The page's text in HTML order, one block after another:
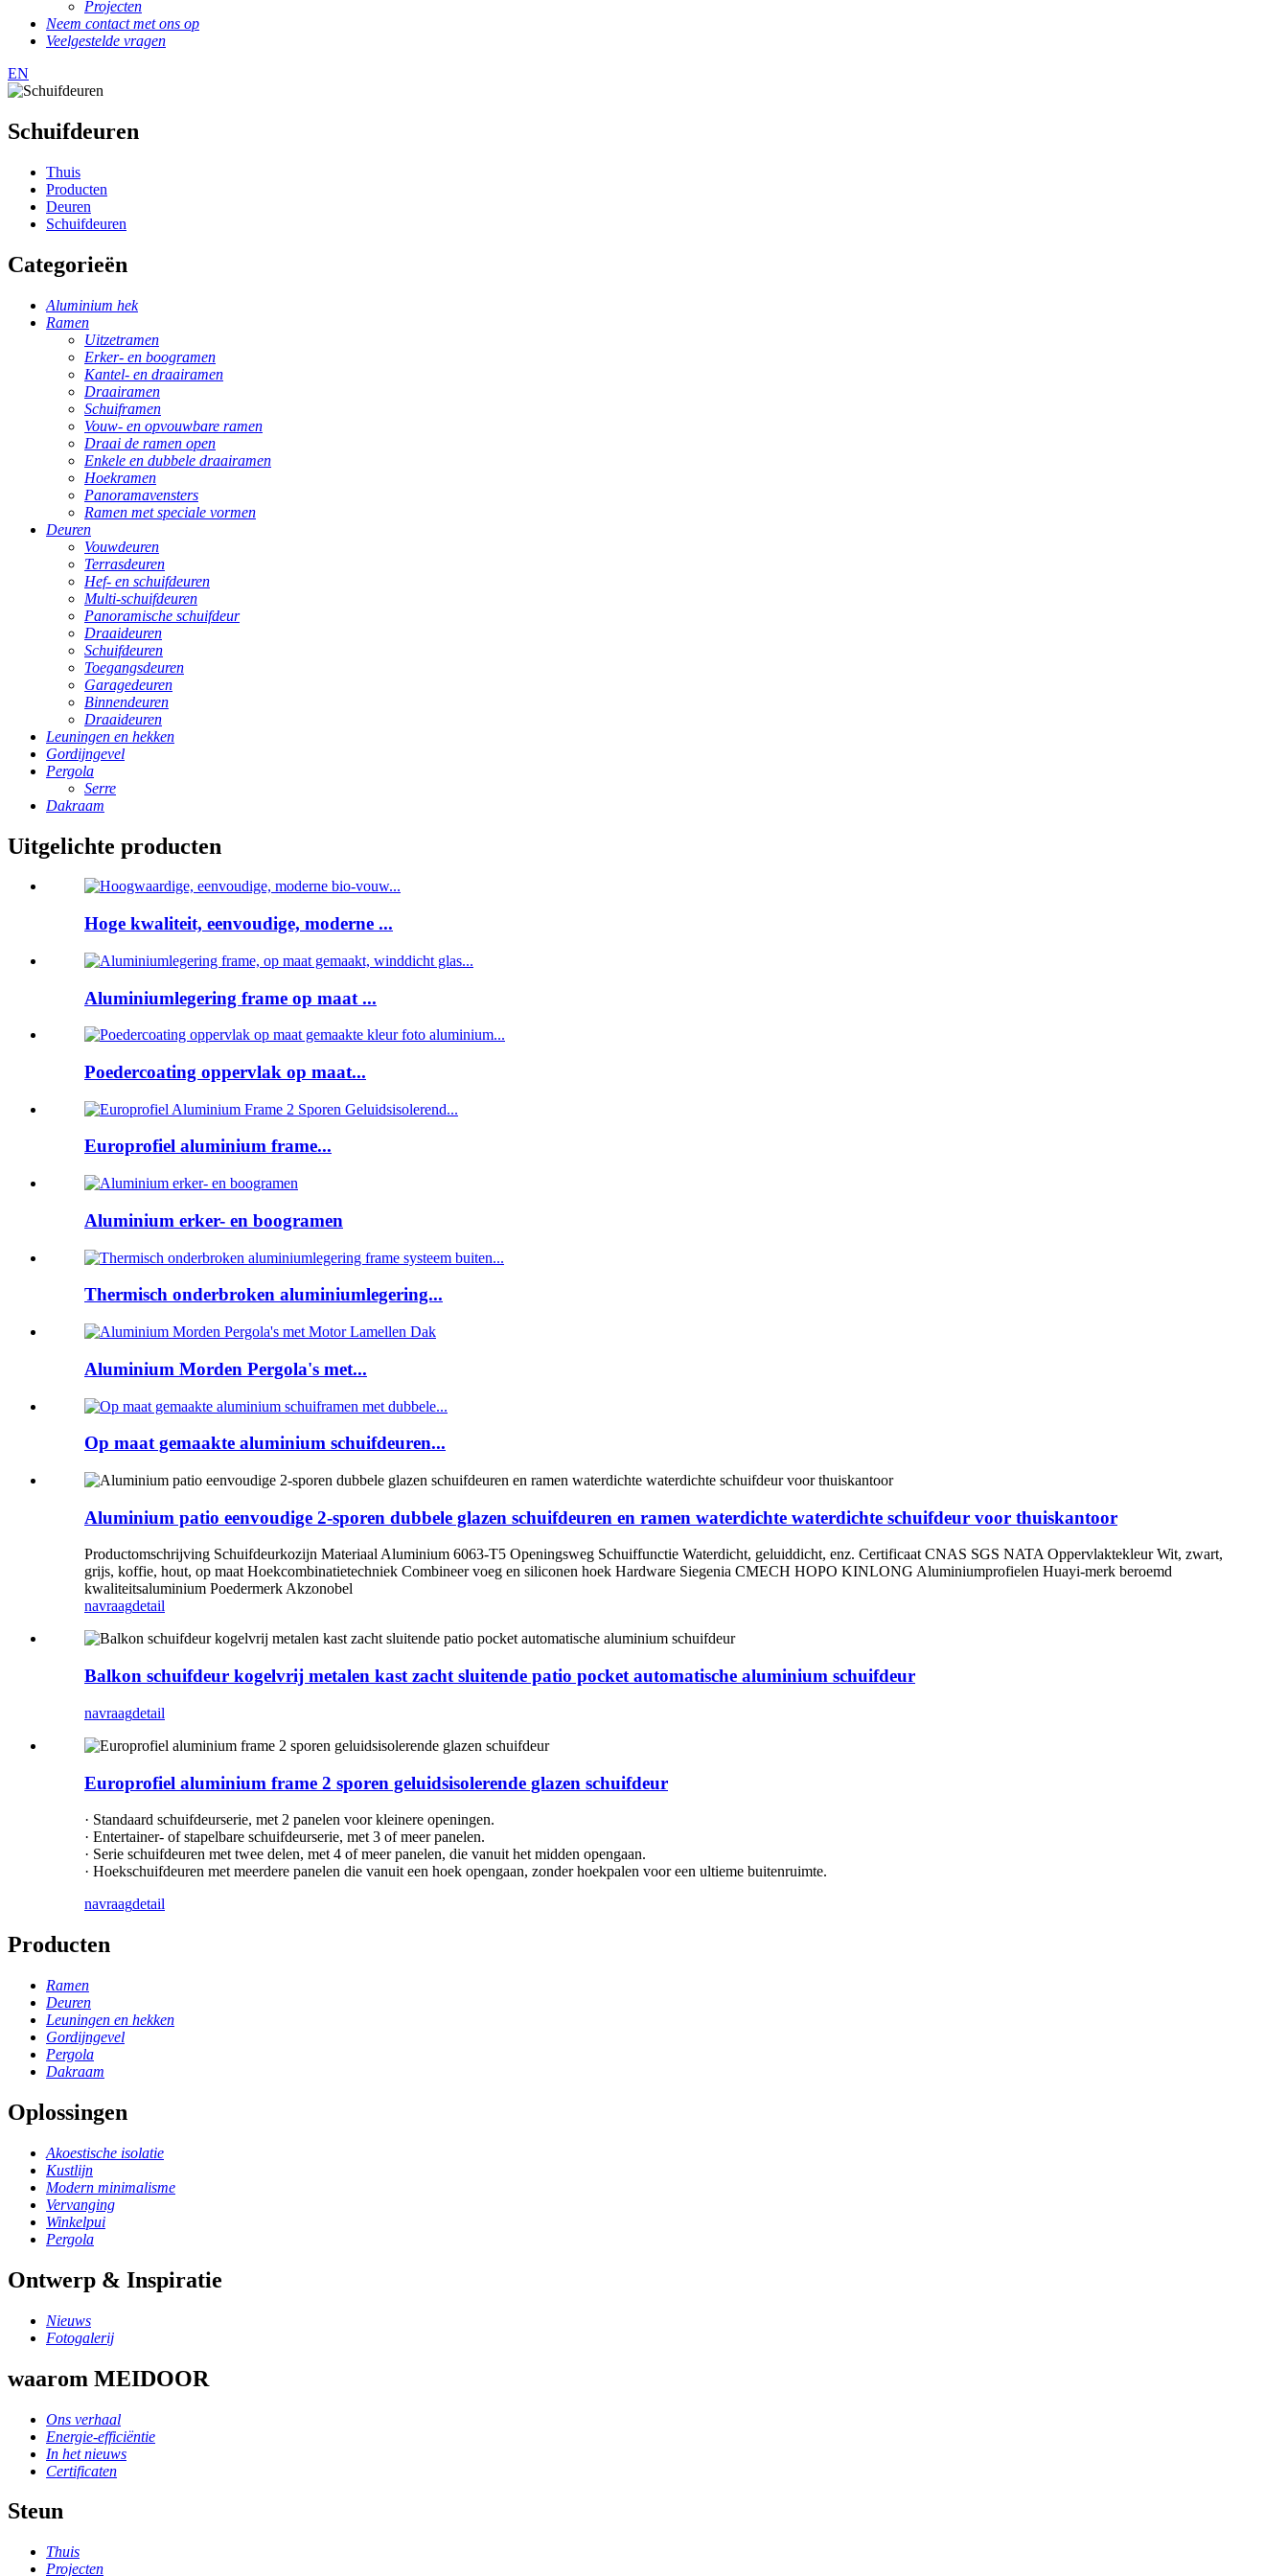
Projecten
Neem contact met ons op
Veelgestelde vragen
EN
Schuifdeuren
Thuis
Producten
Deuren
Schuifdeuren
Categorieën
Aluminium hek
Ramen
Uitzetramen
Erker- en boogramen
Kantel- en draairamen
Draairamen
Schuiframen
Vouw- en opvouwbare ramen
Draai de ramen open
Enkele en dubbele draairamen
Hoekramen
Panoramavensters
Ramen met speciale vormen
Deuren
Vouwdeuren
Terrasdeuren
Hef- en schuifdeuren
Multi-schuifdeuren
Panoramische schuifdeur
Draaideuren
Schuifdeuren
Toegangsdeuren
Garagedeuren
Binnendeuren
Draaideuren
Leuningen en hekken
Gordijngevel
Pergola
Serre
Dakraam
Uitgelichte producten
Hoge kwaliteit, eenvoudige, moderne ...
Aluminiumlegering frame op maat ...
Poedercoating oppervlak op maat...
Europrofiel aluminium frame...
Aluminium erker- en boogramen
Thermisch onderbroken aluminiumlegering...
Aluminium Morden Pergola's met...
Op maat gemaakte aluminium schuifdeuren...
Aluminium patio eenvoudige 2-sporen dubbele glazen schuifdeuren en ramen waterdichte waterdichte schuifdeur voor thuiskantoor
Productomschrijving Schuifdeurkozijn Materiaal Aluminium 6063-T5 Openingsweg Schuiffunctie Waterdicht, geluiddicht, enz. Certificaat CNAS SGS NATA Oppervlaktekleur Wit, zwart,
grijs, koffie, hout, op maat Hoekcombinatietechniek Combineer voeg en siliconen hoek Hardware Siegenia CMECH HOPO KINLONG Aluminiumprofielen Huayi-merk beroemd
kwaliteitsaluminium Poedermerk Akzonobel
navraagdetail
Balkon schuifdeur kogelvrij metalen kast zacht sluitende patio pocket automatische aluminium schuifdeur
navraagdetail
Europrofiel aluminium frame 2 sporen geluidsisolerende glazen schuifdeur
· Standaard schuifdeurserie, met 2 panelen voor kleinere openingen.
· Entertainer- of stapelbare schuifdeurserie, met 3 of meer panelen.
· Serie schuifdeuren met twee delen, met 4 of meer panelen, die vanuit het midden opengaan.
· Hoekschuifdeuren met meerdere panelen die vanuit een hoek opengaan, zonder hoekpalen voor een ultieme buitenruimte.
navraagdetail
Producten
Ramen
Deuren
Leuningen en hekken
Gordijngevel
Pergola
Dakraam
Oplossingen
Akoestische isolatie
Kustlijn
Modern minimalisme
Vervanging
Winkelpui
Pergola
Ontwerp & Inspiratie
Nieuws
Fotogalerij
waarom MEIDOOR
Ons verhaal
Energie-efficiëntie
In het nieuws
Certificaten
Steun
Thuis
Projecten